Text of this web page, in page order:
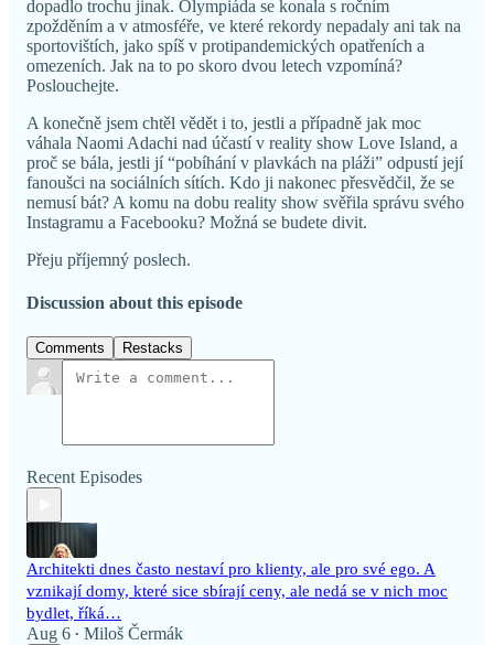
dopadlo trochu jinak. Olympiáda se konala s ročním
zpožděním a v atmosféře, ve které rekordy nepadaly ani tak na
sportovištích, jako spíš v protipandemických opatřeních a
omezeních. Jak na to po skoro dvou letech vzpomíná?
Poslouchejte.
A konečně jsem chtěl vědět i to, jestli a případně jak moc
váhala Naomi Adachi nad účastí v reality show Love Island, a
proč se bála, jestli jí “pobíhání v plavkách na pláži” odpustí její
fanoušci na sociálních sítích. Kdo ji nakonec přesvědčil, že se
nemusí bát? A komu na dobu reality show svěřila správu svého
Instagramu a Facebooku? Možná se budete divit.
Přeju příjemný poslech.
Discussion about this episode
Comments Restacks
Recent Episodes
Architekti dnes často nestaví pro klienty, ale pro své ego. A
vznikají domy, které sice sbírají ceny, ale nedá se v nich moc
bydlet, říká…
Aug 6 • Miloš Čermák